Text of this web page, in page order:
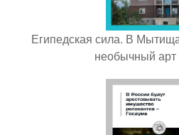
Египедская сила. В
необычный арт